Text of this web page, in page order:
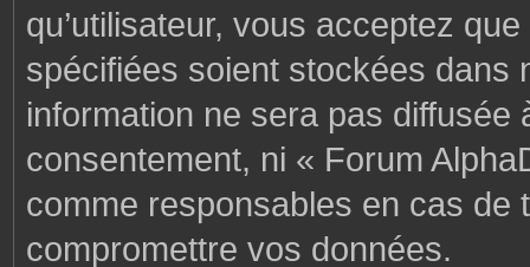
qu’utilisateur, vous acceptez
spécifiées soient stockées dans
information ne sera pas
consentement, ni « Forum
comme responsables en cas de
compromettre vos données.